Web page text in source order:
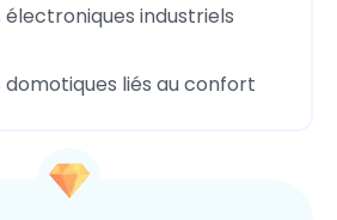
électroniques industriels
domotiques liés au confort